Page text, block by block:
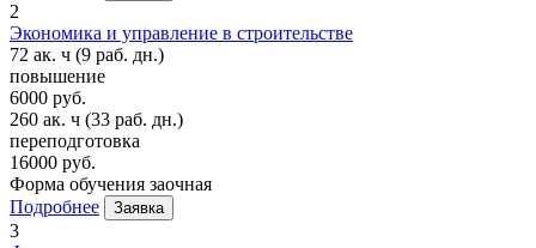
2
Экономика и управление в строительстве
72 ак. ч (9 раб. дн.)
повышение
6000 руб.
260 ак. ч (33 раб. дн.)
переподготовка
16000 руб.
Форма обучения заочная
Подробнее
Заявка
3